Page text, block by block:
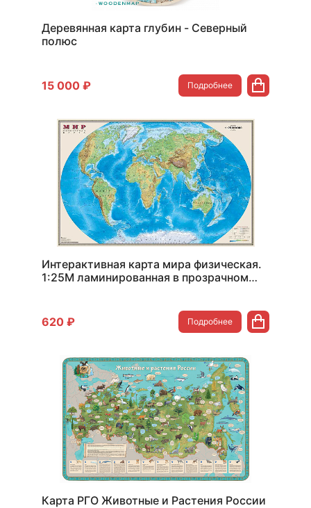
Деревянная карта глубин - Северный
полюс
15 000 ₽ Подробнее
Интерактивная карта мира физическая.
1:25М ламинированная в прозрачном
620 ₽ Подробнее
Карта РГО Животные и Растения России